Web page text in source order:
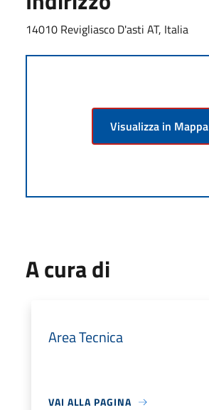
14010 Revigliasco D'asti AT, Italia
Visualizza in Mappa
A cura di
Area Tecnica
VAI ALLA PAGINA